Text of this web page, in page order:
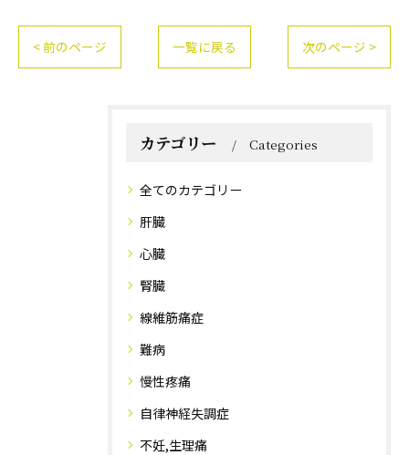
< 前のページ 一覧に戻る 次のページ >
カテゴリー Categories
全てのカテゴリー
肝臓
心臓
腎臓
線維筋痛症
難病
慢性疼痛
自律神経失調症
不妊,生理痛